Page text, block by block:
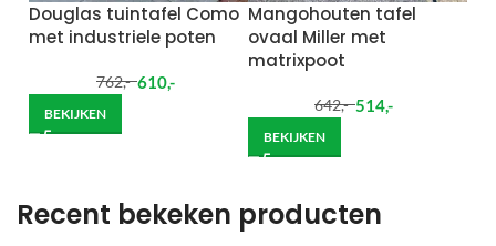
Douglas tuintafel Como
met industriele poten
762,- 610,-
BEKIJKEN
Mangohouten tafel
ovaal Miller met
matrixpoot
642,- 514,-
BEKIJKEN
Recent bekeken producten